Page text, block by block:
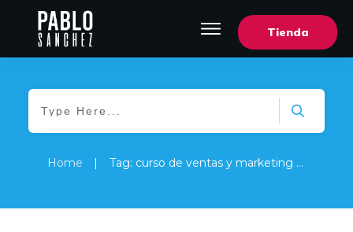
Tienda
Home Tag: curso de ventas y marketing online gratis